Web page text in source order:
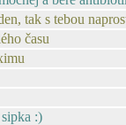
tak s tebou
času
:)